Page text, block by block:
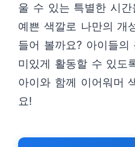
울 수 있는 특별한 시
예쁜 색깔로 나만의 개
들어 볼까요? 아이들
미있게 활동할 수 있도
아이와 함께 이어워머
요!